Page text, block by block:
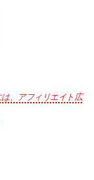
、アフィリエイト広